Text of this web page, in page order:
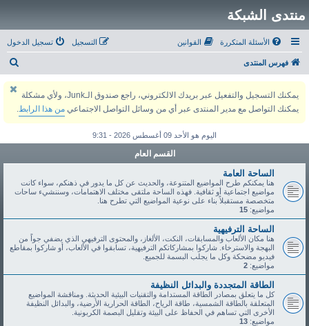
منتدى الشبكة
الأسئلة المتكررة القوانين تسجيل الدخول التسجيل
فهرس المنتدى
يمكنك التسجيل والتفعيل عبر بريدك الالكتروني، راجع صندوق الـJunk، ولأي مشكلة
يمكنك التواصل مع مدير المنتدى عبر أي من وسائل التواصل الاجتماعي من هذا الرابط.
اليوم هو الأحد 09 أغسطس 2026 - 9:31
القسم العام
الساحة العامة
هنا يمكنكم طرح المواضيع المتنوعة، والحديث عن كل ما يدور في ذهنكم، سواء كانت
مواضيع اجتماعية أو ثقافية. فهذه الساحة ملتقى مختلف الاهتمامات، وسننشيء ساحات
متخصصة مستقبلاً بناء على نوعية المواضيع التي تطرح هنا.
مواضيع: 15
الساحة الترفيهية
هنا مكان الألعاب والمسابقات، النكت، الألغاز، والمحتوى الترفيهي الذي يضفي جواً من
البهجة والاسترخاء. شاركوا بمشاركاتكم الترفيهية، تسابقوا في الألعاب، أو شاركوا بمقاطع
فيديو مضحكة وكل ما يجلب البسمة للجميع.
مواضيع: 2
الطاقة المتجددة والبدائل النظيفة
كل ما يتعلق بمصادر الطاقة المستدامة والتقنيات البيئية الحديثة. ومناقشة المواضيع
المتعلقة بالطاقة الشمسية، طاقة الرياح، الطاقة الحرارية الأرضية، والبدائل النظيفة
الأخرى التي تساهم في الحفاظ على البيئة وتقليل البصمة الكربونية.
مواضيع: 13